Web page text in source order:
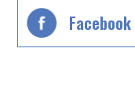
Facebook